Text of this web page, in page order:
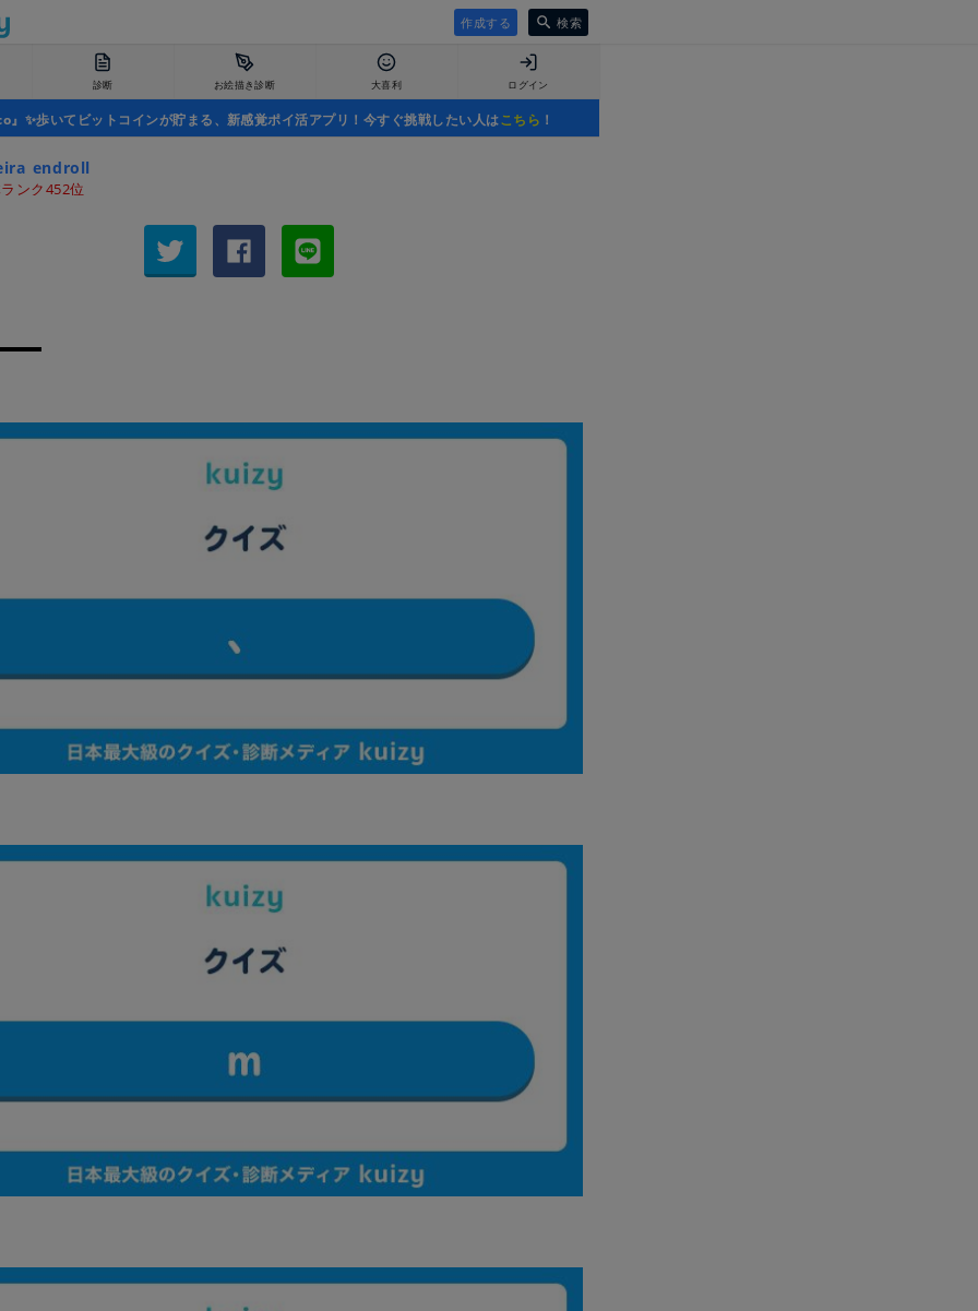
作成する 検索
診断 お絵描き診断 大喜利 ログイン
』✨歩いてビットコインが貯まる、新感覚ポイ活アプリ！今すぐ挑戦したい人はこちら ！
ンク452位